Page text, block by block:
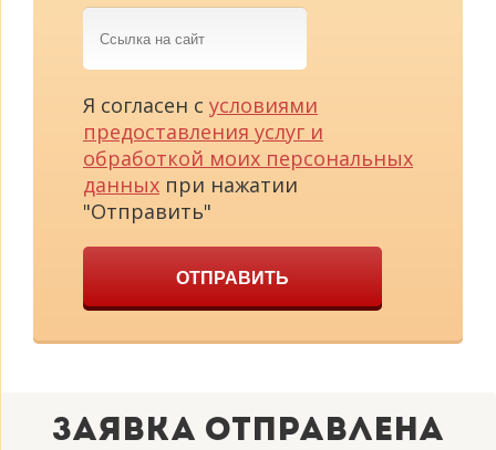
Ссылка
на
сайт
Я согласен с условиями
предоставления услуг и
обработкой моих персональных
данных при нажатии
"Отправить"
ОТПРАВИТЬ
Заявка отправлена